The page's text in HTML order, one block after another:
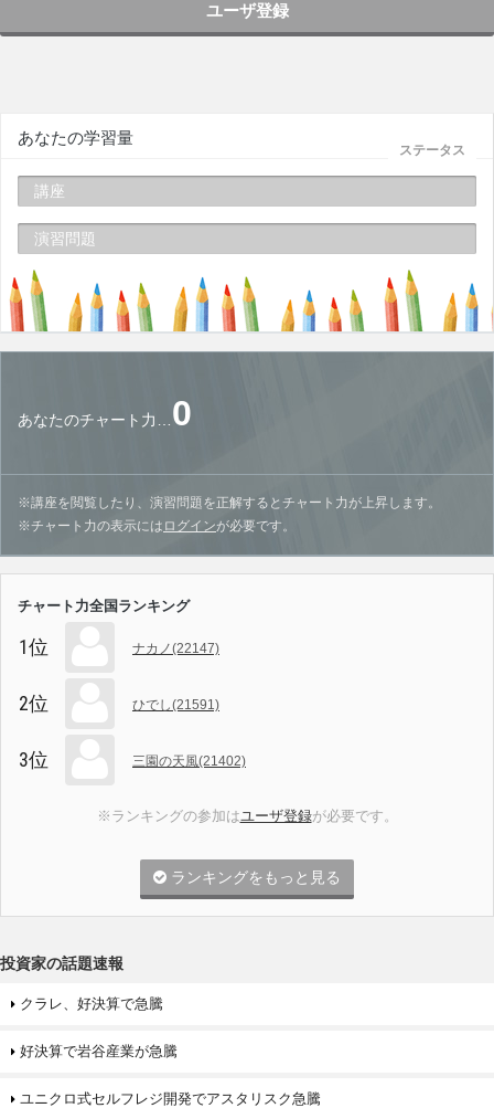
ユーザ登録
ステータス
あなたの学習量
講座
演習問題
あなたのチャート力… 0
※講座を閲覧したり、演習問題を正解するとチャート力が上昇します。
※チャート力の表示には ログインが必要です。
チャート力全国ランキング
1位 ナカノ(22147)
2位 ひでし(21591)
3位 三園の天風(21402)
※ランキングの参加はユーザ登録が必要です。
ランキングをもっと見る
投資家の話題速報
クラレ、好決算で急騰
好決算で岩谷産業が急騰
ユニクロ式セルフレジ開発でアスタリスク急騰